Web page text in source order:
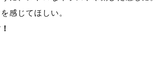
感じてほしい。